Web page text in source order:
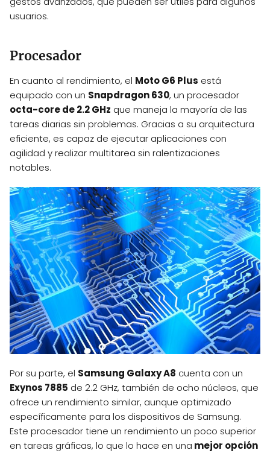
usuarios.
Procesador
En cuanto al rendimiento, el Moto G6 Plus está
equipado con un Snapdragon 630, un procesador
octa-core de 2.2 GHz que maneja la mayoría de las
tareas diarias sin problemas. Gracias a su arquitectura
eficiente, es capaz de ejecutar aplicaciones con
agilidad y realizar multitarea sin ralentizaciones
notables.
Por su parte, el Samsung Galaxy A8 cuenta con un
Exynos 7885 de 2.2 GHz, también de ocho núcleos, que
ofrece un rendimiento similar, aunque optimizado
específicamente para los dispositivos de Samsung.
Este procesador tiene un rendimiento un poco superior
en tareas gráficas, lo que lo hace en una mejor opción